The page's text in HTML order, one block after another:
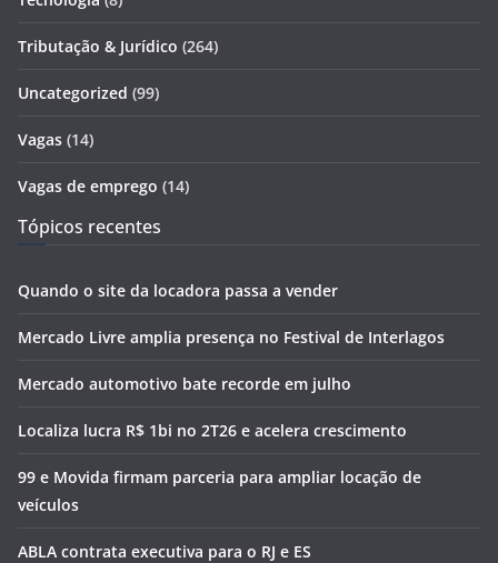
Tributação & Jurídico (264)
Uncategorized (99)
Vagas (14)
Vagas de emprego (14)
Tópicos recentes
Quando o site da locadora passa a vender
Mercado Livre amplia presença no Festival de Interlagos
Mercado automotivo bate recorde em julho
Localiza lucra R$ 1bi no 2T26 e acelera crescimento
99 e Movida firmam parceria para ampliar locação de
veículos
ABLA contrata executiva para o RJ e ES